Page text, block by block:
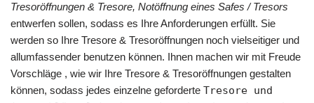
Tresoröffnungen & Tresore, Notöffnung eines Safes / Tresors
entwerfen sollen, sodass es Ihre Anforderungen erfüllt. Sie
werden so Ihre Tresore & Tresoröffnungen noch vielseitiger und
allumfassender benutzen können. Ihnen machen wir mit Freude
Vorschläge , wie wir Ihre Tresore & Tresoröffnungen gestalten
können, sodass jedes einzelne geforderte Tresore und